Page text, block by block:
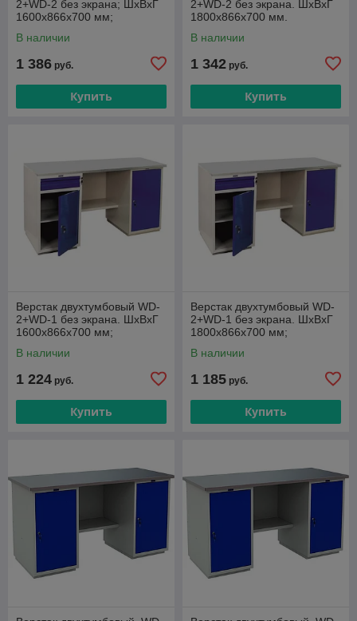
2+WD-2 без экрана; ШxВxГ
1600x866х700 мм;
В наличии
1 386 руб.
Купить
2+WD-2 без экрана. ШxВxГ
1800x866х700 мм.
В наличии
1 342 руб.
Купить
Верстак двухтумбовый WD-
2+WD-1 без экрана. ШxВxГ
1600x866х700 мм;
В наличии
1 224 руб.
Купить
Верстак двухтумбовый WD-
2+WD-1 без экрана. ШxВxГ
1800x866х700 мм;
В наличии
1 185 руб.
Купить